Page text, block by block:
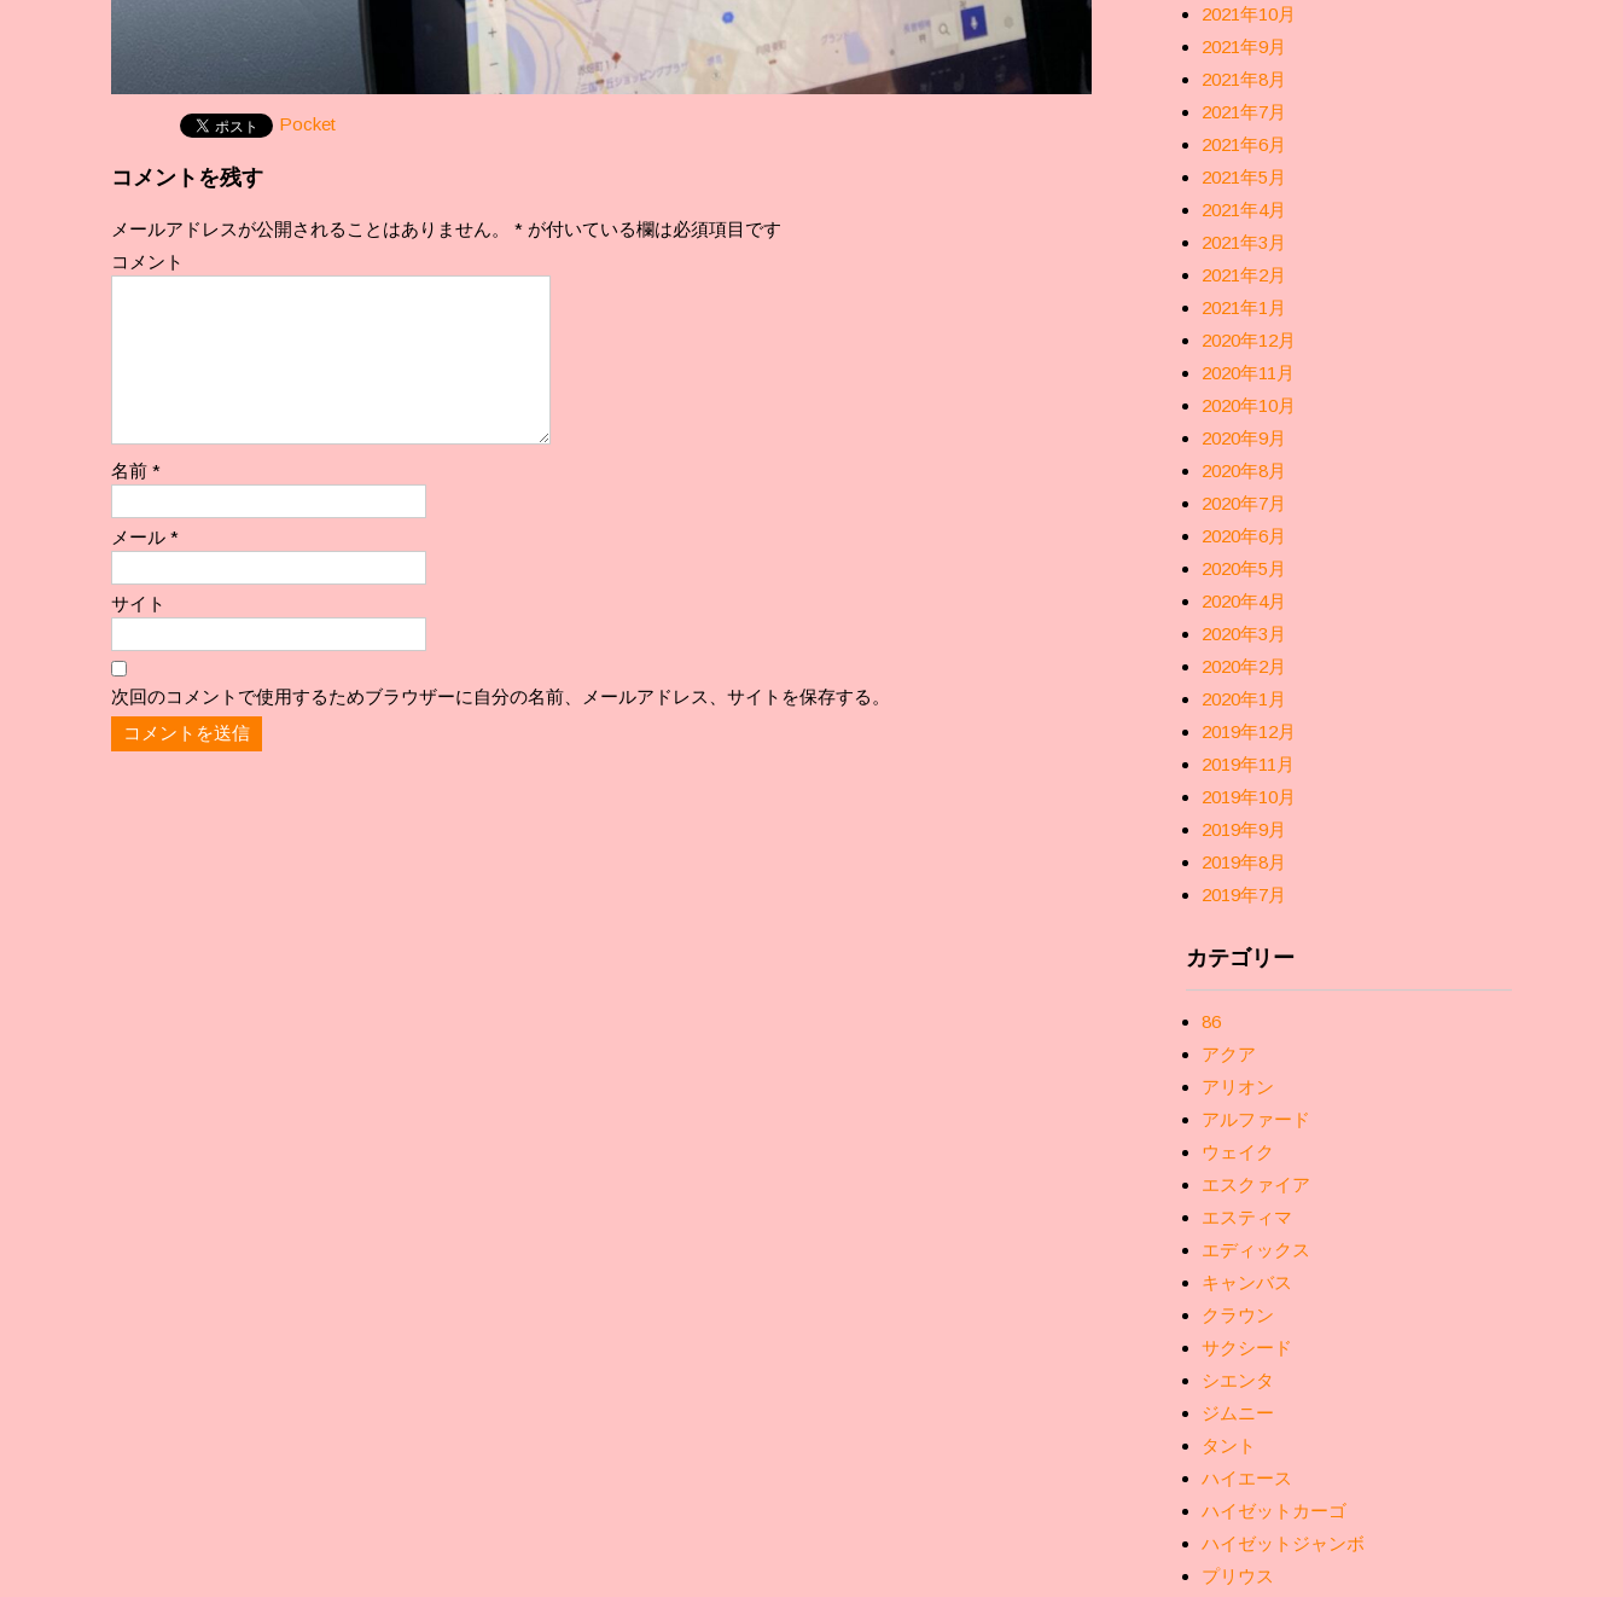
Pocket
コメントを残す
メールアドレスが公開されることはありません。 * が付いている欄は必須項目です
コメント
名前 *
メール *
サイト
次回のコメントで使用するためブラウザーに自分の名前、メールアドレス、サイトを保存する。
2021年10月
2021年9月
2021年8月
2021年7月
2021年6月
2021年5月
2021年4月
2021年3月
2021年2月
2021年1月
2020年12月
2020年11月
2020年10月
2020年9月
2020年8月
2020年7月
2020年6月
2020年5月
2020年4月
2020年3月
2020年2月
2020年1月
2019年12月
2019年11月
2019年10月
2019年9月
2019年8月
2019年7月
カテゴリー
86
アクア
アリオン
アルファード
ウェイク
エスクァイア
エスティマ
エディックス
キャンバス
クラウン
サクシード
シエンタ
ジムニー
タント
ハイエース
ハイゼットカーゴ
ハイゼットジャンボ
プリウス